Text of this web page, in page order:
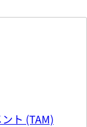
ト (TAM)